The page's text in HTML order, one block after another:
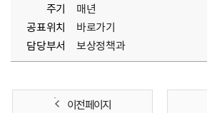
주기
매년
공표위치
바로가기
담당부서
보상정책과
이전 페이지